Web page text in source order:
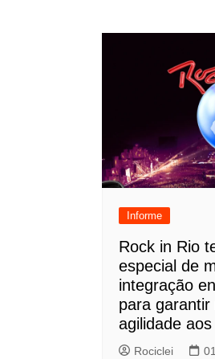
Informe
Rock in Rio
especial de
integração
para
agilidade
Rociclei